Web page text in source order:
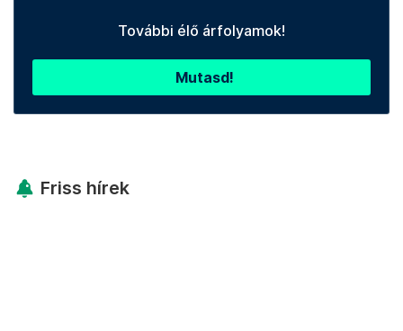
További élő árfolyamok!
Mutasd!
Friss hírek